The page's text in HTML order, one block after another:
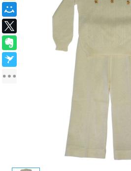
Калькулятора доставки
Первая
Экспедиционная
Компания
Калькулятора доставки
Размерная сетка
Обратная связь
Вопрос-Ответ